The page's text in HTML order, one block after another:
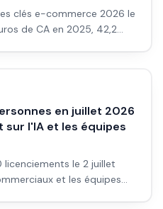
clés e-commerce 2026 le
de CA en 2025, 42,2
en juillet 2026
sur l'IA et les équipes
le 2 juillet
et les équipes